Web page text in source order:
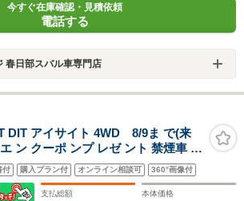
今すぐ在庫確認・見積依頼
電話する
春日部スバル車専門店
DIT アイサイト 4WD 8/9ま で(来
ン クーポ ンプ レゼ ント 禁煙車 ア
ナビ Bluetooth 衝突軽減ブレーキ
メラ アクセスキー アダプティブク
付 購入プラン付 オンライン相談可 360°画像付
支払総額 本体価格